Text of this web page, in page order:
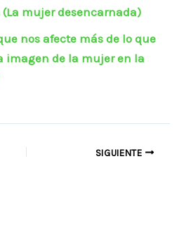
mujer desencarnada)
nos afecte más de lo que
imagen de la mujer en la
SIGUIENTE